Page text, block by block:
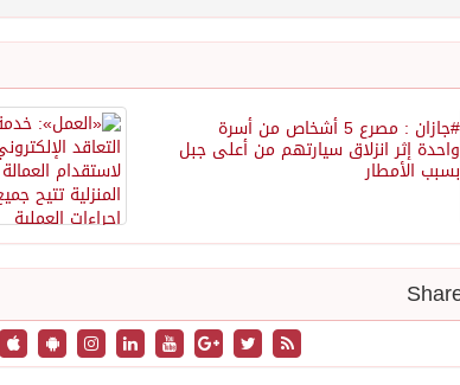
#جازان : مصرع 5 أشخاص من أسرة
واحدة إثر انزلاق سيارتهم من أعلى جبل
بسبب الأمطار